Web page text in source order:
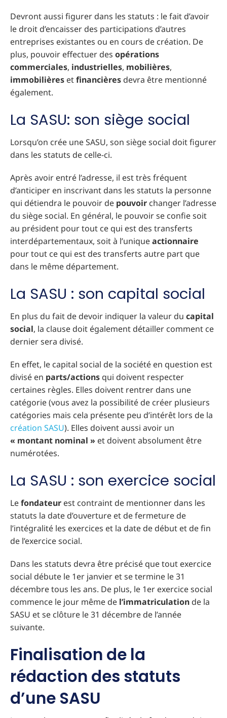
Devront aussi figurer dans les statuts : le fait d’avoir
le droit d’encaisser des participations d’autres
entreprises existantes ou en cours de création. De
plus, pouvoir effectuer des opérations
commerciales, industrielles, mobilières,
immobilières etfinancières devra être mentionné
également.
La SASU: son siège social
Lorsqu’on crée une SASU, son siège social doit figurer
dans les statuts de celle-ci.
Après avoir entré l’adresse, il est très fréquent
d’anticiper en inscrivant dans les statuts la personne
qui détiendra le pouvoir de pouvoir changer l’adresse
du siège social. En général, le pouvoir se confie soit
au président pour tout ce qui est des transferts
interdépartementaux, soit à l’uniqueactionnaire
pour tout ce qui est des transferts autre part que
dans le même département.
La SASU : son capital social
En plus du fait de devoir indiquer la valeur du capital
social, la clause doit également détailler comment ce
dernier sera divisé.
En effet, le capital social de la société en question est
divisé en parts/actions qui doivent respecter
certaines règles. Elles doivent rentrer dans une
catégorie (vous avez la possibilité de créer plusieurs
catégories mais cela présente peu d’intérêt lors de la
création SASU). Elles doivent aussi avoir un
« montant nominal » et doivent absolument être
numérotées.
La SASU : son exercice social
Lefondateur est contraint de mentionner dans les
statuts la date d’ouverture et de fermeture de
l’intégralité les exercices et la date de début et de fin
de l’exercice social.
Dans les statuts devra être précisé que tout exercice
social débute le 1er janvier et se termine le 31
décembre tous les ans. De plus, le 1er exercice social
commence le jour même de l’immatriculation de la
SASU et se clôture le 31 décembre de l’année
suivante.
Finalisation de la
rédaction des statuts
d’une SASU